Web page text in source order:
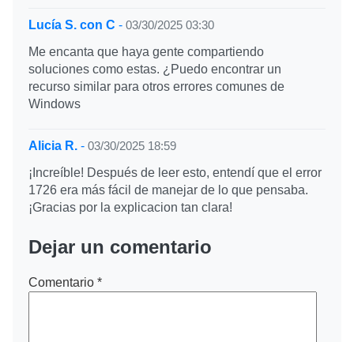
Lucía S. con C - 03/30/2025 03:30
Me encanta que haya gente compartiendo
soluciones como estas. ¿Puedo encontrar un
recurso similar para otros errores comunes de
Windows
Alicia R. - 03/30/2025 18:59
¡Increíble! Después de leer esto, entendí que el error
1726 era más fácil de manejar de lo que pensaba.
¡Gracias por la explicacion tan clara!
Dejar un comentario
Comentario *